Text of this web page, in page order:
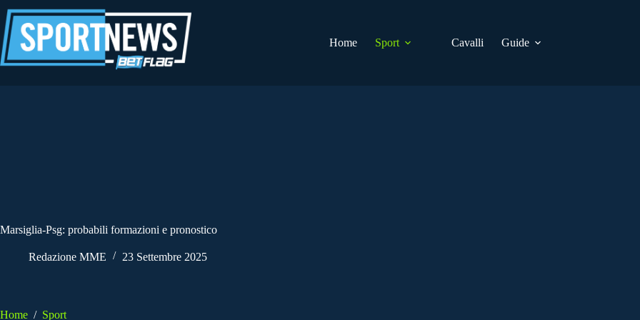
al
contenuto
Home
Sport Cavalli Guide
Marsiglia-Psg: probabili formazioni e pronostico
Redazione MME 23 Settembre 2025
Home / Sport